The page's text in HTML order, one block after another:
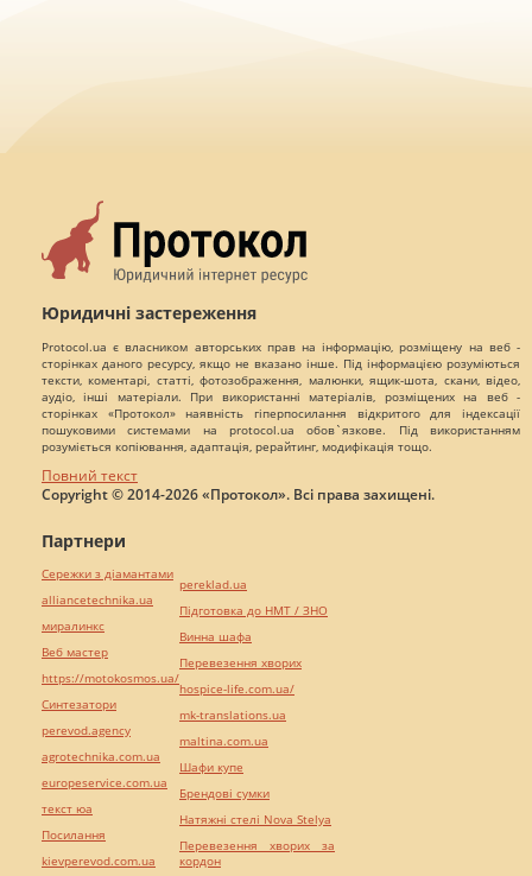
Юридичні застереження
Protocol.ua є власником авторських прав на інформацію, розміщену на веб -
сторінках даного ресурсу, якщо не вказано інше. Під інформацією розуміються
тексти, коментарі, статті, фотозображення, малюнки, ящик-шота, скани, відео,
аудіо, інші матеріали. При використанні матеріалів, розміщених на веб -
сторінках «Протокол» наявність гіперпосилання відкритого для індексації
пошуковими системами на protocol.ua обов`язкове. Під використанням
розуміється копіювання, адаптація, рерайтинг, модифікація тощо.
Повний текст
Copyright © 2014-2026 «Протокол». Всі права захищені.
Партнери
Сережки з діамантами
alliancetechnika.ua
миралинкс
Веб мастер
https://motokosmos.ua/
Синтезатори
perevod.agency
agrotechnika.com.ua
europeservice.com.ua
текст юа
Посилання
kievperevod.com.ua
pereklad.ua
Підготовка до НМТ / ЗНО
Винна шафа
Перевезення хворих
hospice-life.com.ua/
mk-translations.ua
maltina.com.ua
Шафи купе
Брендові сумки
Натяжні стелі Nova Stelya
Перевезення хворих за
кордон